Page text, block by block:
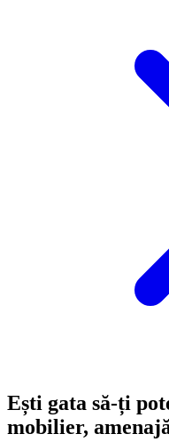
Ești gata să-ți
mobilier,